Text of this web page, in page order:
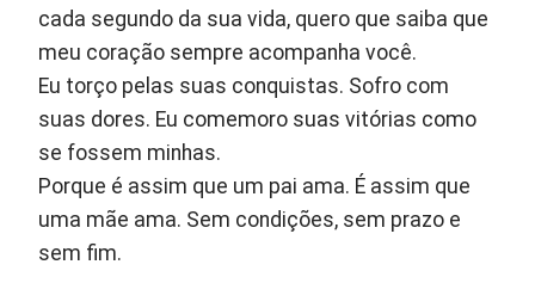
cada segundo da sua vida, quero que saiba que
meu coração sempre acompanha você.
Eu torço pelas suas conquistas. Sofro com
suas dores. Eu comemoro suas vitórias como
se fossem minhas.
Porque é assim que um pai ama. É assim que
uma mãe ama. Sem condições, sem prazo e
sem fim.